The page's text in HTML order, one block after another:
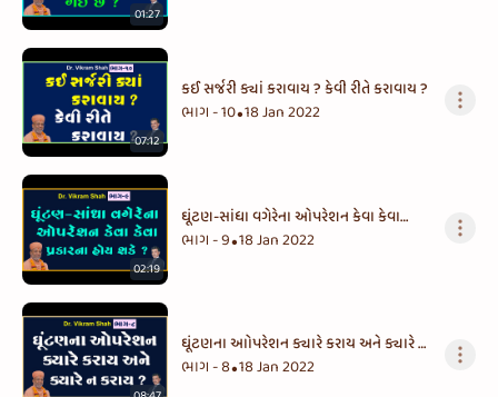
01:27
07:12
કઈ સર્જરી ક્યાં કરાવાય ? કેવી રીતે કરાવાય ?
ભાગ - 10•18 Jan 2022
02:19
ઘૂંટણ-સાંધા વગેરેના ઓપરેશન કેવા કેવા
પ્રકારના હોય શકે ?
ભાગ - 9•18 Jan 2022
ઘૂંટણના આોપરેશન ક્યારે કરાય અને ક્યારે ન
કરાય ?
ભાગ - 8•18 Jan 2022